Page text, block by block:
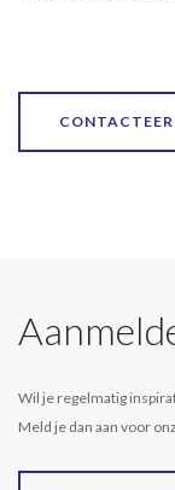
Wil je regelmatig
Meld je dan aan voor